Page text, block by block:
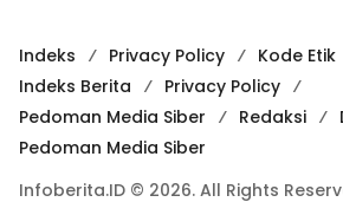
Indeks Privacy Policy
Kode Etik
Indeks Berita
Privacy Policy
Pedoman Media Siber
Redaksi
Pedoman Media Siber
Infoberita.ID © 2026. All Rights